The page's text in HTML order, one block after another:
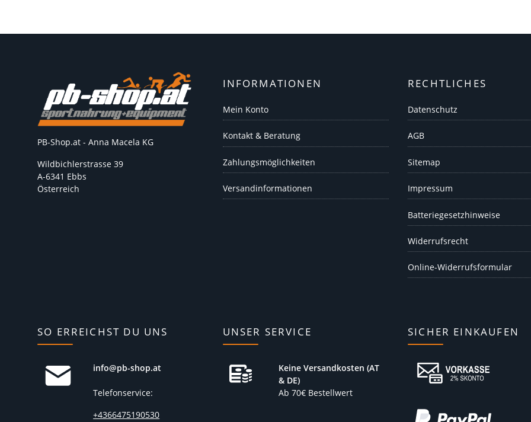
PB-Shop.at - Anna Macela KG
Wildbichlerstrasse 39
A-6341 Ebbs
Österreich
INFORMATIONEN
Mein Konto
Kontakt & Beratung
Zahlungsmöglichkeiten
Versandinformationen
RECHTLICHES
Datenschutz
AGB
Sitemap
Impressum
Batteriegesetzhinweise
Widerrufsrecht
Online-Widerrufsformular
SO ERREICHST DU UNS
info@pb-shop.at
Telefonservice:
+4366475190530
UNSER SERVICE
Keine Versandkosten (AT
& DE)
Ab 70€ Bestellwert
SICHER EINKAUFEN